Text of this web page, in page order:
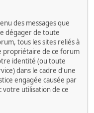
des messages que
dégager de toute
tous les sites reliés à
propriétaire de ce forum
identité (ou toute
dans le cadre d'une
engagée causée par
votre utilisation de ce